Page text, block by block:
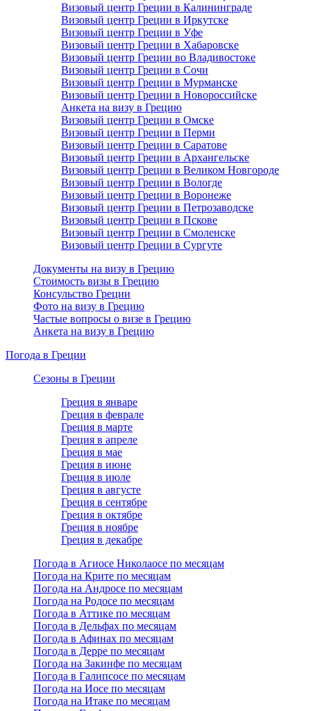
Визовый центр Греции в Калининграде
Визовый центр Греции в Иркутске
Визовый центр Греции в Уфе
Визовый центр Греции в Хабаровске
Визовый центр Греции во Владивостоке
Визовый центр Греции в Сочи
Визовый центр Греции в Мурманске
Визовый центр Греции в Новороссийске
Анкета на визу в Грецию
Визовый центр Греции в Омске
Визовый центр Греции в Перми
Визовый центр Греции в Саратове
Визовый центр Греции в Архангельске
Визовый центр Греции в Великом Новгороде
Визовый центр Греции в Вологде
Визовый центр Греции в Воронеже
Визовый центр Греции в Петрозаводске
Визовый центр Греции в Пскове
Визовый центр Греции в Смоленске
Визовый центр Греции в Сургуте
Документы на визу в Грецию
Стоимость визы в Грецию
Консульство Греции
Фото на визу в Грецию
Частые вопросы о визе в Грецию
Анкета на визу в Грецию
Погода в Греции
Сезоны в Греции
Греция в январе
Греция в феврале
Греция в марте
Греция в апреле
Греция в мае
Греция в июне
Греция в июле
Греция в августе
Греция в сентябре
Греция в октябре
Греция в ноябре
Греция в декабре
Погода в Агиосе Николаосе по месяцам
Погода на Крите по месяцам
Погода на Андросе по месяцам
Погода на Родосе по месяцам
Погода в Аттике по месяцам
Погода в Дельфах по месяцам
Погода в Афинах по месяцам
Погода в Дерре по месяцам
Погода на Закинфе по месяцам
Погода в Галипсосе по месяцам
Погода на Иосе по месяцам
Погода на Итаке по месяцам